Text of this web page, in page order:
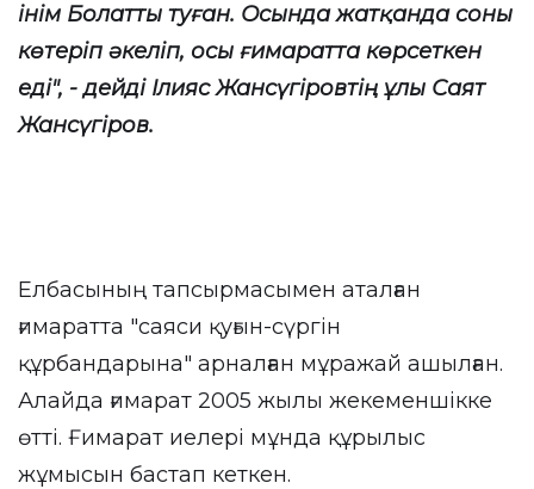
інім Болатты туған. Осында жатқанда соны
көтеріп әкеліп, осы ғимаратта көрсеткен
еді", - дейді Ілияс Жансүгіровтің ұлы Саят
Жансүгіров.
Елбасының тапсырмасымен аталған
ғимаратта "саяси қуғын-сүргін
құрбандарына" арналған мұражай ашылған.
Алайда ғимарат 2005 жылы жекеменшікке
өтті. Ғимарат иелері мұнда құрылыс
жұмысын бастап кеткен.